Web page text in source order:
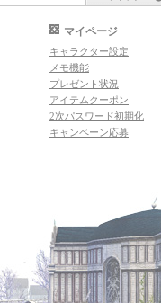
マイページ
キャラクター設定
メモ機能
プレゼント状況
アイテムクーポン
2次パスワード初期化
キャンペーン応募